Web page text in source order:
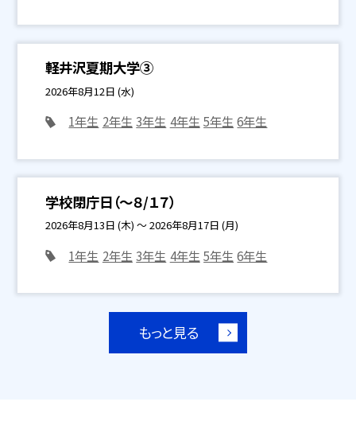
軽井沢夏期大学③
2026年8月12日 (水)
1年生 2年生 3年生 4年生 5年生 6年生
学校閉庁日（～８/１７）
2026年8月13日 (木) ～ 2026年8月17日 (月)
1年生 2年生 3年生 4年生 5年生 6年生
もっと見る